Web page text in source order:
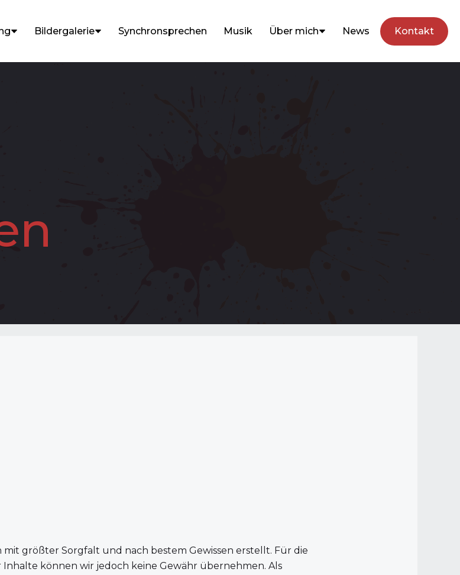
Bildergalerie Synchronsprechen Musik Über mich News Kontakt
größter Sorgfalt und nach bestem Gewissen erstellt. Für die
können wir jedoch keine Gewähr übernehmen. Als